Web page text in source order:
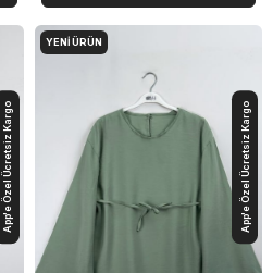
App'e Özel Ücretsiz Kargo
YENI ÜRÜN
App'e Özel Ücretsiz Kargo